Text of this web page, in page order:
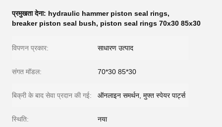
प्रमुखता देना: hydraulic hammer piston seal rings,
breaker piston seal bush, piston seal rings 70x30 85x30
विपणन प्रकार: साधारण उत्पाद
संगत मॉडल: 70*30 85*30
बिक्री के बाद सेवा प्रदान की गई: ऑनलाइन समर्थन, मुफ्त स्पेयर पार्ट्स
स्थिति: नया